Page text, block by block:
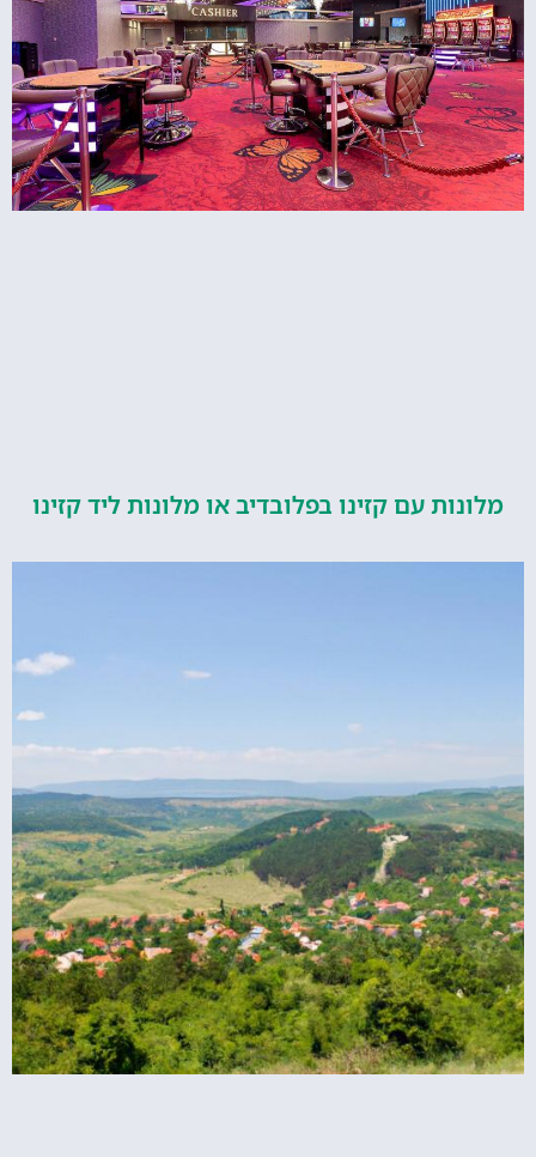
עם קזינו בפלובדיב או מלונות ליד קזינו